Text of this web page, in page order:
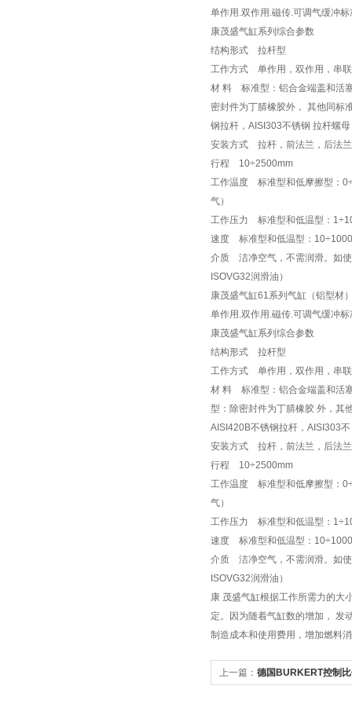
单作用.双作用.磁传.可调气缓冲
康茂盛气缸系列综合参数
结构形式 拉杆型
工作方式 单作用，双作用，串
材 料 标准型：铝合金端盖和活
密封件为丁腈橡胶外， 其他同标
钢拉杆，AISI303不锈钢 拉杆螺
安装方式 拉杆，前法兰，后法兰
行程 10÷2500mm
工作温度 标准型和低摩擦型：
气）
工作压力 标准型和低温型：
速度 标准型和低温型：
介质 洁净空气，不需润滑。如使
ISOVG32润滑油）
康茂盛气缸61系列气缸（铝型材
单作用.双作用.磁传.可调气缓冲
康茂盛气缸系列综合参数
结构形式 拉杆型
工作方式 单作用，双作用，串
材 料 标准型：铝合金端盖和活
型：除密封件为丁腈橡胶 外，其
AISI420B不锈钢拉杆，AISI303
安装方式 拉杆，前法兰，后法兰
行程 10÷2500mm
工作温度 标准型和低摩擦型：
气）
工作压力 标准型和低温型：
速度 标准型和低温型：
介质 洁净空气，不需润滑。如使
ISOVG32润滑油）
康 茂盛气缸根据工作所需力的大
定。因为随着气缸数的增加， 发
制造成本和使用费用，增加燃料
上一篇： 德国BURKERT控制